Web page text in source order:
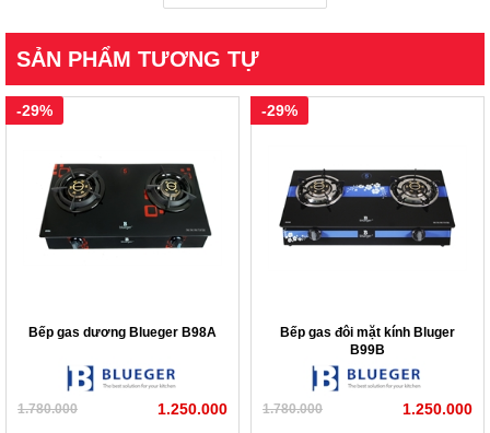
5) 345 Hà Huy Tập - Gia Lâm - Hà Nội
6) 249 Xuân Phương- Từ Liêm - Hà Nội
7) QL39A (Sát cầu Đào Viên) Dân Tiến – Khoái Châu –
Hưng Yên
SẢN PHẨM TƯƠNG TỰ
Bếp gas dương Blueger B98A
1.780.000
-29%
1.250.000
Bếp gas đôi mặt kính Bluger
B99B
1.780.000
-29%
1.250.000